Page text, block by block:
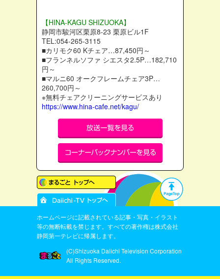
【HINA-KAGU SHIZUOKA】
静岡市駿河区栗原8-23 栗原ビル1F
TEL:054-265-3115
■カリモク60 Kチェア…87,450円～
■フランネルソファ シエスタ2.5P…182,710
円～
■マルニ60 オークフレームチェア3P…
260,700円～
※無料チェアクリーニングサービスあり
https://www.hina-cafe.net/kagu/
ホームページに記載されている記事・写真・イラスト
等の無断転載を禁じます。すべての著作権は株式会社
静岡第一テレビに帰属します。
(C)Shizuoka Daiichi Television Corporation
All Rights Reserved.